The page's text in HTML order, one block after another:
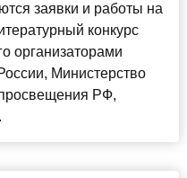
заявки и работы на
конкурс
организаторами
Министерство
РФ,